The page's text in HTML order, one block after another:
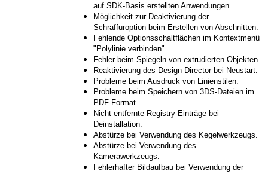
auf SDK-Basis erstellten Anwendungen.
Möglichkeit zur Deaktivierung der
Schraffuroption beim Erstellen von Abschnitten.
Fehlende Optionsschaltflächen im Kontextmenü
"Polylinie verbinden".
Fehler beim Spiegeln von extrudierten Objekten.
Reaktivierung des Design Director bei Neustart.
Probleme beim Ausdruck von Linienstilen.
Probleme beim Speichern von 3DS-Dateien im
PDF-Format.
Nicht entfernte Registry-Einträge bei
Deinstallation.
Abstürze bei Verwendung des Kegelwerkzeugs.
Abstürze bei Verwendung des
Kamerawerkzeugs.
Fehlerhafter Bildaufbau bei Verwendung der